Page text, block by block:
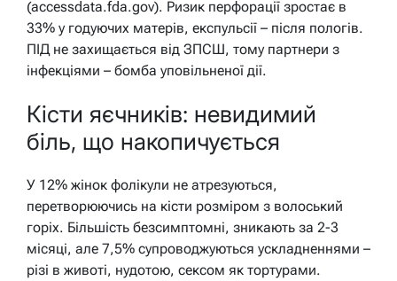
(accessdata.fda.gov). Ризик перфорації зростає в
33% у годуючих матерів, експульсії – після пологів.
ПІД не захищається від ЗПСШ, тому партнери з
інфекціями – бомба уповільненої дії.
Кісти яєчників: невидимий
біль, що накопичується
У 12% жінок фолікули не атрезуються,
перетворюючись на кісти розміром з волоський
горіх. Більшість безсимптомні, зникають за 2-3
місяці, але 7,5% супроводжуються ускладненнями –
різі в животі, нудотою, сексом як тортурами.